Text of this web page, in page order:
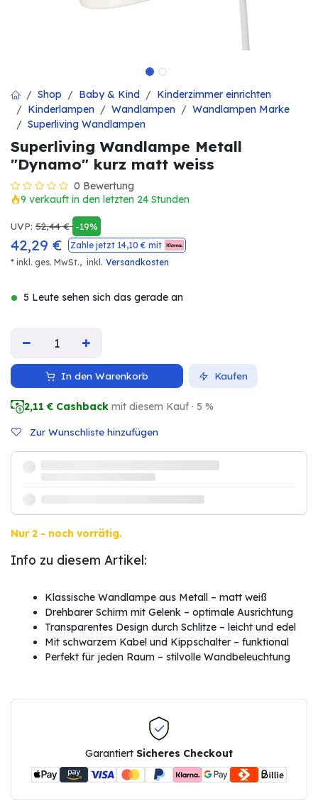
Shop Baby & Kind
Kinderzimmer einrichten
Kinderlampen
Wandlampen
Wandlampen Marke
Superliving Wandlampen
Superliving Wandlampe Metall
"Dynamo" kurz matt weiss
0 Bewertung
9 verkauft in den letzten 24 Stunden
UVP: 52,44€ -19%
42,29 € Zahle jetzt 14,10 € mit
* inkl. ges. MwSt., inkl . Versandkosten
5 Leute sehen sich das gerade an
In den Warenkorb Kaufen
2,11 € Cashback mit diesem Kauf · 5 %
Zur Wunschliste hinzufügen
Nur 2 - noch vorrätig.
Info zu diesem Artikel:
Klassische Wandlampe aus Metall – matt weiß
Drehbarer Schirm mit Gelenk – optimale Ausrichtung
Transparentes Design durch Schlitze – leicht und edel
Mit schwarzem Kabel und Kippschalter – funktional
Perfekt für jeden Raum – stilvolle Wandbeleuchtung
Garantiert Sicheres Checkout